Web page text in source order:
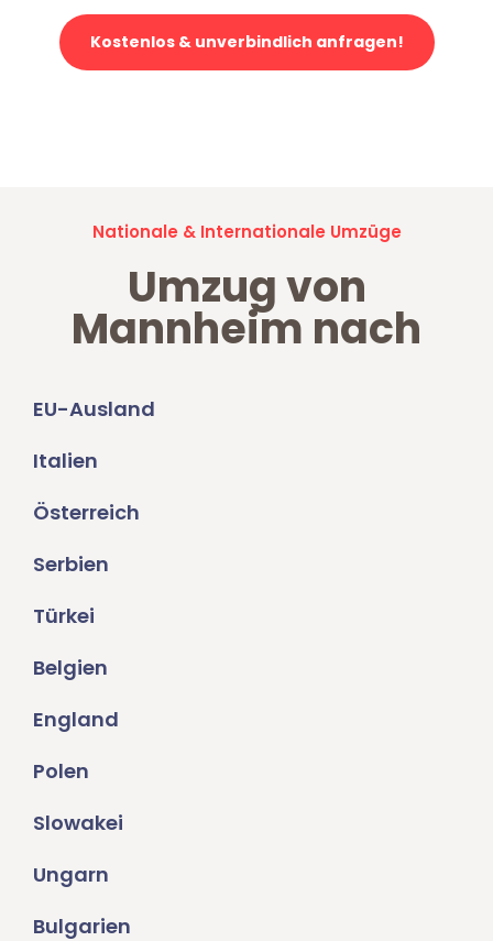
Kostenlos & unverbindlich anfragen!
Nationale & Internationale Umzüge
Umzug von
Mannheim nach
EU-Ausland
Italien
Österreich
Serbien
Türkei
Belgien
England
Polen
Slowakei
Ungarn
Bulgarien